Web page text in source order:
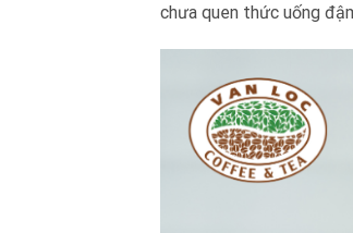
chưa quen thức uống